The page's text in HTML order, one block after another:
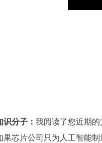
识分子： 我阅读了您近期
果芯片公司只为人工智能